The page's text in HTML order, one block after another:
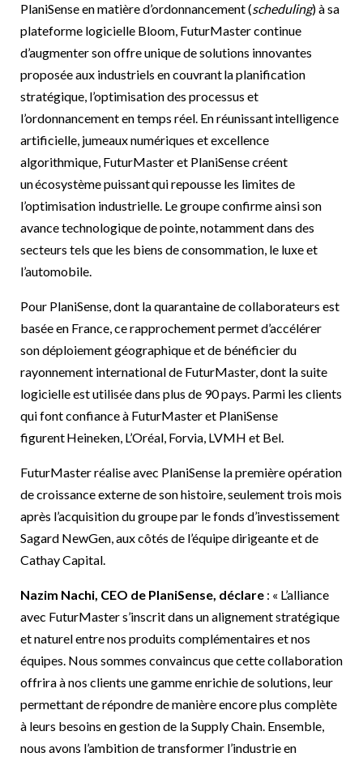
PlaniSense en matière d’ordonnancement (scheduling) à sa
plateforme logicielle Bloom, FuturMaster continue
d’augmenter son offre unique de solutions innovantes
proposée aux industriels en couvrant la planification
stratégique, l’optimisation des processus et
l’ordonnancement en temps réel. En réunissant intelligence
artificielle, jumeaux numériques et excellence
algorithmique, FuturMaster et PlaniSense créent
un écosystème puissant qui repousse les limites de
l’optimisation industrielle. Le groupe confirme ainsi son
avance technologique de pointe, notamment dans des
secteurs tels que les biens de consommation, le luxe et
l’automobile.
Pour PlaniSense, dont la quarantaine de collaborateurs est
basée en France, ce rapprochement permet d’accélérer
son déploiement géographique et de bénéficier du
rayonnement international de FuturMaster, dont la suite
logicielle est utilisée dans plus de 90 pays. Parmi les clients
qui font confiance à FuturMaster et PlaniSense
figurent Heineken, L’Oréal, Forvia, LVMH et Bel.
FuturMaster réalise avec PlaniSense la première opération
de croissance externe de son histoire, seulement trois mois
après l’acquisition du groupe par le fonds d’investissement
Sagard NewGen, aux côtés de l’équipe dirigeante et de
Cathay Capital.
Nazim Nachi, CEO de PlaniSense, déclare: « L’alliance
avec FuturMaster s’inscrit dans un alignement stratégique
et naturel entre nos produits complémentaires et nos
équipes. Nous sommes convaincus que cette collaboration
offrira à nos clients une gamme enrichie de solutions, leur
permettant de répondre de manière encore plus complète
à leurs besoins en gestion de la Supply Chain. Ensemble,
nous avons l’ambition de transformer l’industrie en